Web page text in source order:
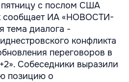
с послом США
сообщает ИА «НОВОСТИ-
тема диалога -
конфликта
переговоров в
Собеседники выразили
позицию о